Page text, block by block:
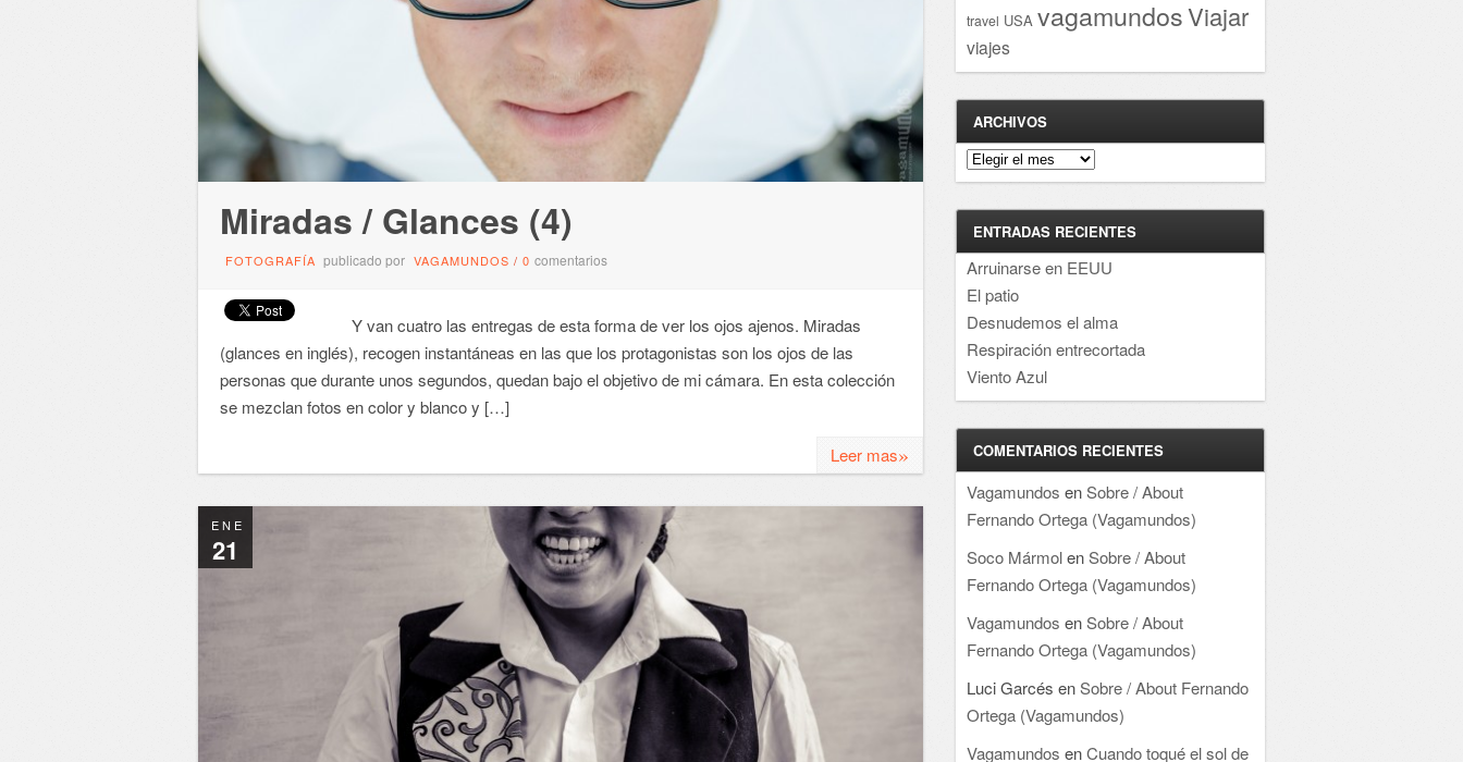
Miradas / Glances (4)
FOTOGRAFÍA publicado por VAGAMUNDOS / 0 comentarios
Y van cuatro las entregas de esta forma de ver los ojos ajenos. Miradas
(glances en inglés), recogen instantáneas en las que los protagonistas son los ojos de las
personas que durante unos segundos, quedan bajo el objetivo de mi cámara. En esta colección
se mezclan fotos en color y blanco y […]
Leer mas»
ENE
21
travel USA vagamundosViajar
viajes
ARCHIVOS
Archivos
ENTRADAS RECIENTES
Arruinarse en EEUU
El patio
Desnudemos el alma
Respiración entrecortada
Viento Azul
COMENTARIOS RECIENTES
Vagamundos enSobre / About
Fernando Ortega (Vagamundos)
Soco MármolenSobre / About
Fernando Ortega (Vagamundos)
Vagamundos enSobre / About
Fernando Ortega (Vagamundos)
Luci Garcés enSobre / About Fernando
Ortega (Vagamundos)
Vagamundos enCuando toqué el sol de